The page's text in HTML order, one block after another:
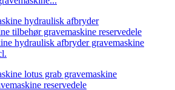
hydraulisk afbryder gravemaskine